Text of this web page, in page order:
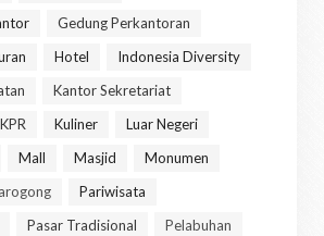
Gedung Perkantoran
Hotel
Indonesia Diversity
Kantor Sekretariat
KPR Kuliner
Luar Negeri
Mall Masjid
Monumen
Pariwisata
Pasar Tradisional
Pelabuhan